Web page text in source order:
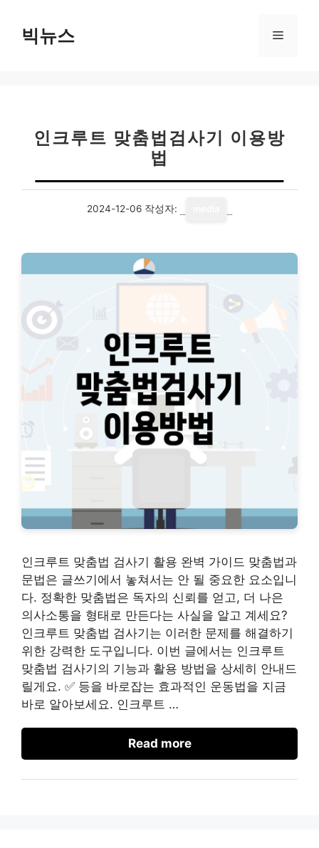
빅뉴스 메
인크루트 맞춤법검사기 이용방
법
2024-12-06 작성자:
인크루트 맞춤법 검사기 활용 완벽 가이드 맞춤법과
문법은 글쓰기에서 놓쳐서는 안 될 중요한 요소입니
다. 정확한 맞춤법은 독자의 신뢰를 얻고, 더 나은
의사소통을 형태로 만든다는 사실을 알고 계세요?
인크루트 맞춤법 검사기는 이러한 문제를 해결하기
위한 강력한 도구입니다. 이번 글에서는 인크루트
맞춤법 검사기의 기능과 활용 방법을 상세히 안내드
릴게요. ✅ 등을 바로잡는 효과적인 운동법을 지금
바로 알아보세요. 인크루트 …
Read more